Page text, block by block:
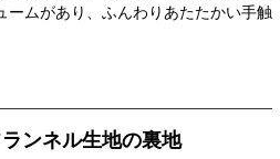
ームがあり、ふんわりあたたかい手触
ンネル生地の裏地